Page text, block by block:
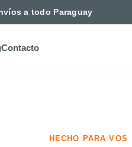
a todo Paraguay
Contacto
HECHO PARA VOS